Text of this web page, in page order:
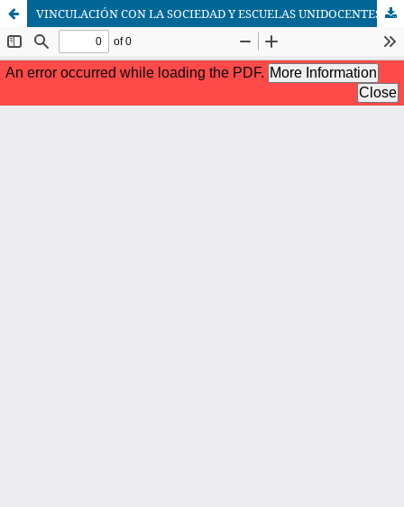
VINCULACIÓN CON LA SOCIEDAD Y ESCUELAS UNIDOCENTES: PERSPECTIVAS DOCENTES